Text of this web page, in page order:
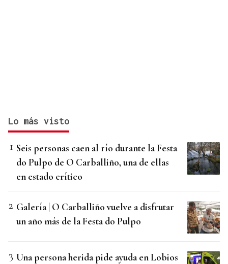
Lo más visto
Seis personas caen al río durante la Festa
do Pulpo de O Carballiño, una de ellas
en estado crítico
Galería | O Carballiño vuelve a disfrutar
un año más de la Festa do Pulpo
Una persona herida pide ayuda en Lobios